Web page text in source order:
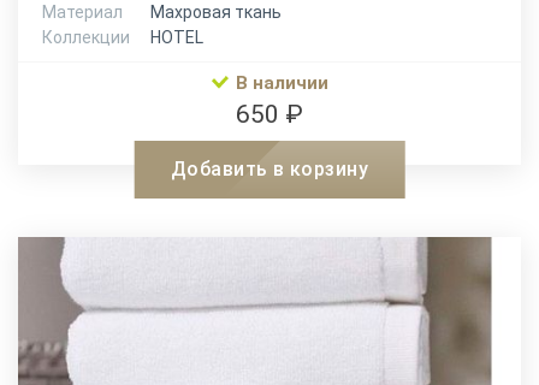
Материал
Махровая ткань
Коллекции
HOTEL
В наличии
650 ₽
Добавить в корзину